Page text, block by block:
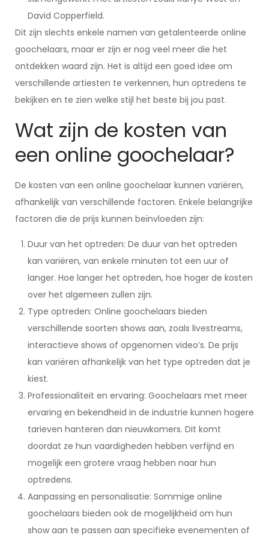
David Copperfield.
Dit zijn slechts enkele namen van getalenteerde online
goochelaars, maar er zijn er nog veel meer die het
ontdekken waard zijn. Het is altijd een goed idee om
verschillende artiesten te verkennen, hun optredens te
bekijken en te zien welke stijl het beste bij jou past.
Wat zijn de kosten van
een online goochelaar?
De kosten van een online goochelaar kunnen variëren,
afhankelijk van verschillende factoren. Enkele belangrijke
factoren die de prijs kunnen beïnvloeden zijn:
Duur van het optreden: De duur van het optreden
kan variëren, van enkele minuten tot een uur of
langer. Hoe langer het optreden, hoe hoger de kosten
over het algemeen zullen zijn.
Type optreden: Online goochelaars bieden
verschillende soorten shows aan, zoals livestreams,
interactieve shows of opgenomen video’s. De prijs
kan variëren afhankelijk van het type optreden dat je
kiest.
Professionaliteit en ervaring: Goochelaars met meer
ervaring en bekendheid in de industrie kunnen hogere
tarieven hanteren dan nieuwkomers. Dit komt
doordat ze hun vaardigheden hebben verfijnd en
mogelijk een grotere vraag hebben naar hun
optredens.
Aanpassing en personalisatie: Sommige online
goochelaars bieden ook de mogelijkheid om hun
show aan te passen aan specifieke evenementen of